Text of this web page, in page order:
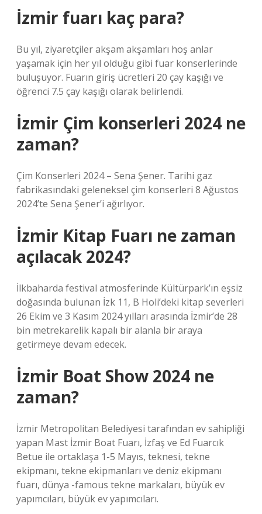
İzmir fuarı kaç para?
Bu yıl, ziyaretçiler akşam akşamları hoş anlar
yaşamak için her yıl olduğu gibi fuar konserlerinde
buluşuyor. Fuarın giriş ücretleri 20 çay kaşığı ve
öğrenci 7.5 çay kaşığı olarak belirlendi.
İzmir Çim konserleri 2024 ne
zaman?
Çim Konserleri 2024 – Sena Şener. Tarihi gaz
fabrikasındaki geleneksel çim konserleri 8 Ağustos
2024’te Sena Şener’i ağırlıyor.
İzmir Kitap Fuarı ne zaman
açılacak 2024?
İlkbaharda festival atmosferinde Kültürpark’ın eşsiz
doğasında bulunan İzk 11, B Holi’deki kitap severleri
26 Ekim ve 3 Kasım 2024 yılları arasında İzmir’de 28
bin metrekarelik kapalı bir alanla bir araya
getirmeye devam edecek.
İzmir Boat Show 2024 ne
zaman?
İzmir Metropolitan Belediyesi tarafından ev sahipliği
yapan Mast İzmir Boat Fuarı, İzfaş ve Ed Fuarcık
Betue ile ortaklaşa 1-5 Mayıs, teknesi, tekne
ekipmanı, tekne ekipmanları ve deniz ekipmanı
fuarı, dünya -famous tekne markaları, büyük ev
yapımcıları, büyük ev yapımcıları.